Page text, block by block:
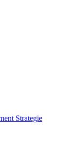
Strategie